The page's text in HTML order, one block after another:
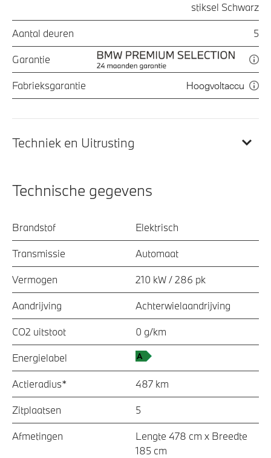
stiksel Schwarz
Aantal deuren 5
Garantie
Fabrieksgarantie Hoogvoltaccu
Techniek en Uitrusting
Technische gegevens
Brandstof Elektrisch
Transmissie Automaat
Vermogen 210 kW / 286 pk
Aandrijving Achterwielaandrijving
CO2 uitstoot 0 g/km
Energielabel
Actieradius* 487 km
Zitplaatsen 5
Afmetingen
Lengte 478 cm x Breedte
185 cm